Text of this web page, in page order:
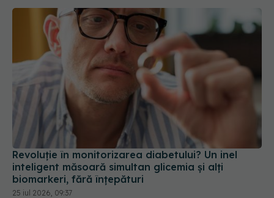
Revoluție în monitorizarea diabetului? Un inel
inteligent măsoară simultan glicemia și alți
biomarkeri, fără înțepături
25 iul 2026, 09:37